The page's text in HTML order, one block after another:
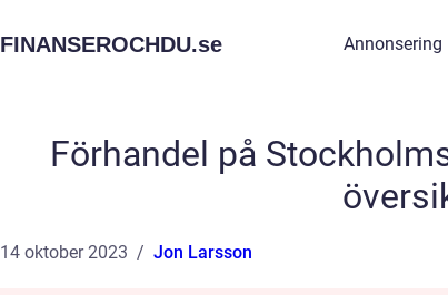
FINANSEROCHDU.se Annonsering
Förhandel på
14 oktober 2023 Jon Larsson